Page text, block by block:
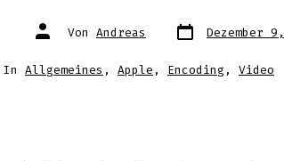
Autor
des Von Andreas Datum
des
Dezember
In Allgemeines , Apple , Encoding , Video